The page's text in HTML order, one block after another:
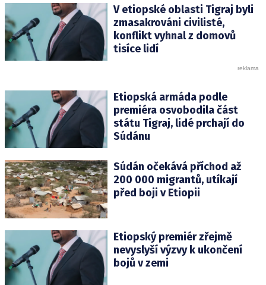
V etiopské oblasti Tigraj byli
zmasakrováni civilisté,
konflikt vyhnal z domovů
tisíce lidí
Etiopská armáda podle
premiéra osvobodila část
státu Tigraj, lidé prchají do
Súdánu
Súdán očekává příchod až
200 000 migrantů, utíkají
před boji v Etiopii
Etiopský premiér zřejmě
nevyslyší výzvy k ukončení
bojů v zemi